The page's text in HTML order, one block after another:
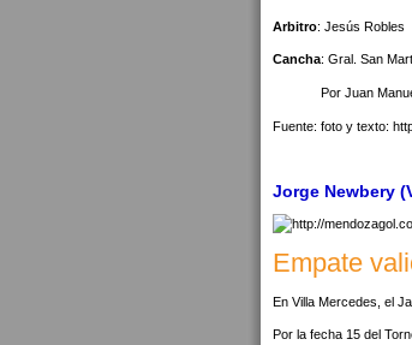
Arbitro: Jesús Robles
Cancha: Gral. San
Por Juan
Fuente: foto y texto:
Jorge Newbery
Empate
En Villa Mercedes, el
Por la fecha 15 del